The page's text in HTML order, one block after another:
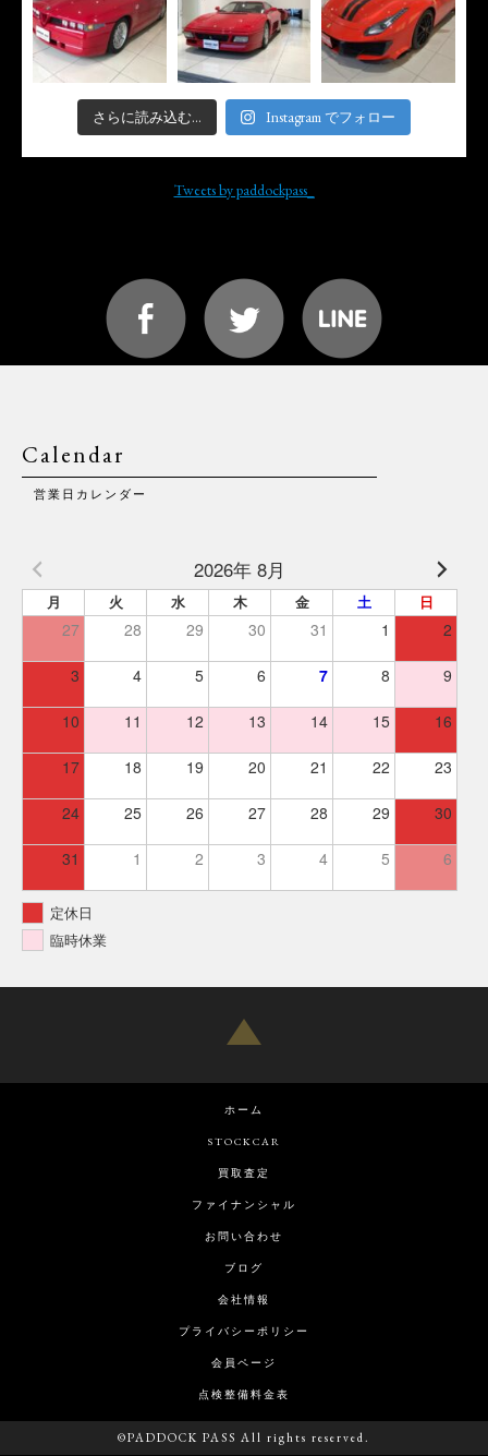
さらに読み込む... Instagram でフォロー
Tweets by paddockpass_
Calendar
営業日カレンダー
2026年 8月
月 火 水 木 金 土 日
27 28 29 30 31 1 2
3 4 5 6 7 8 9
10 11 12 13 14 15 16
17 18 19 20 21 22 23
24 25 26 27 28 29 30
31 1 2 3 4 5 6
定休日
臨時休業
ホーム
STOCKCAR
買取査定
ファイナンシャル
お問い合わせ
ブログ
会社情報
プライバシーポリシー
会員ページ
点検整備料金表
©PADDOCK PASS All rights reserved.